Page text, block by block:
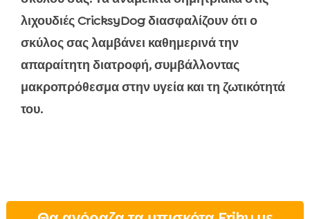
λιχουδιές CricksyDog διασφαλίζουν ότι ο
σκύλος σας λαμβάνει καθημερινά την
απαραίτητη διατροφή, συμβάλλοντας
μακροπρόθεσμα στην υγεία και τη ζωτικότητά
του.